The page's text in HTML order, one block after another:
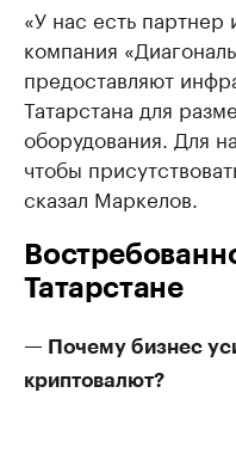
«У нас есть
компания
предоставляют
Татарстана для
оборудования. Для
чтобы
сказал Маркелов.
Татарстане
— Почему бизнес
криптовалют?